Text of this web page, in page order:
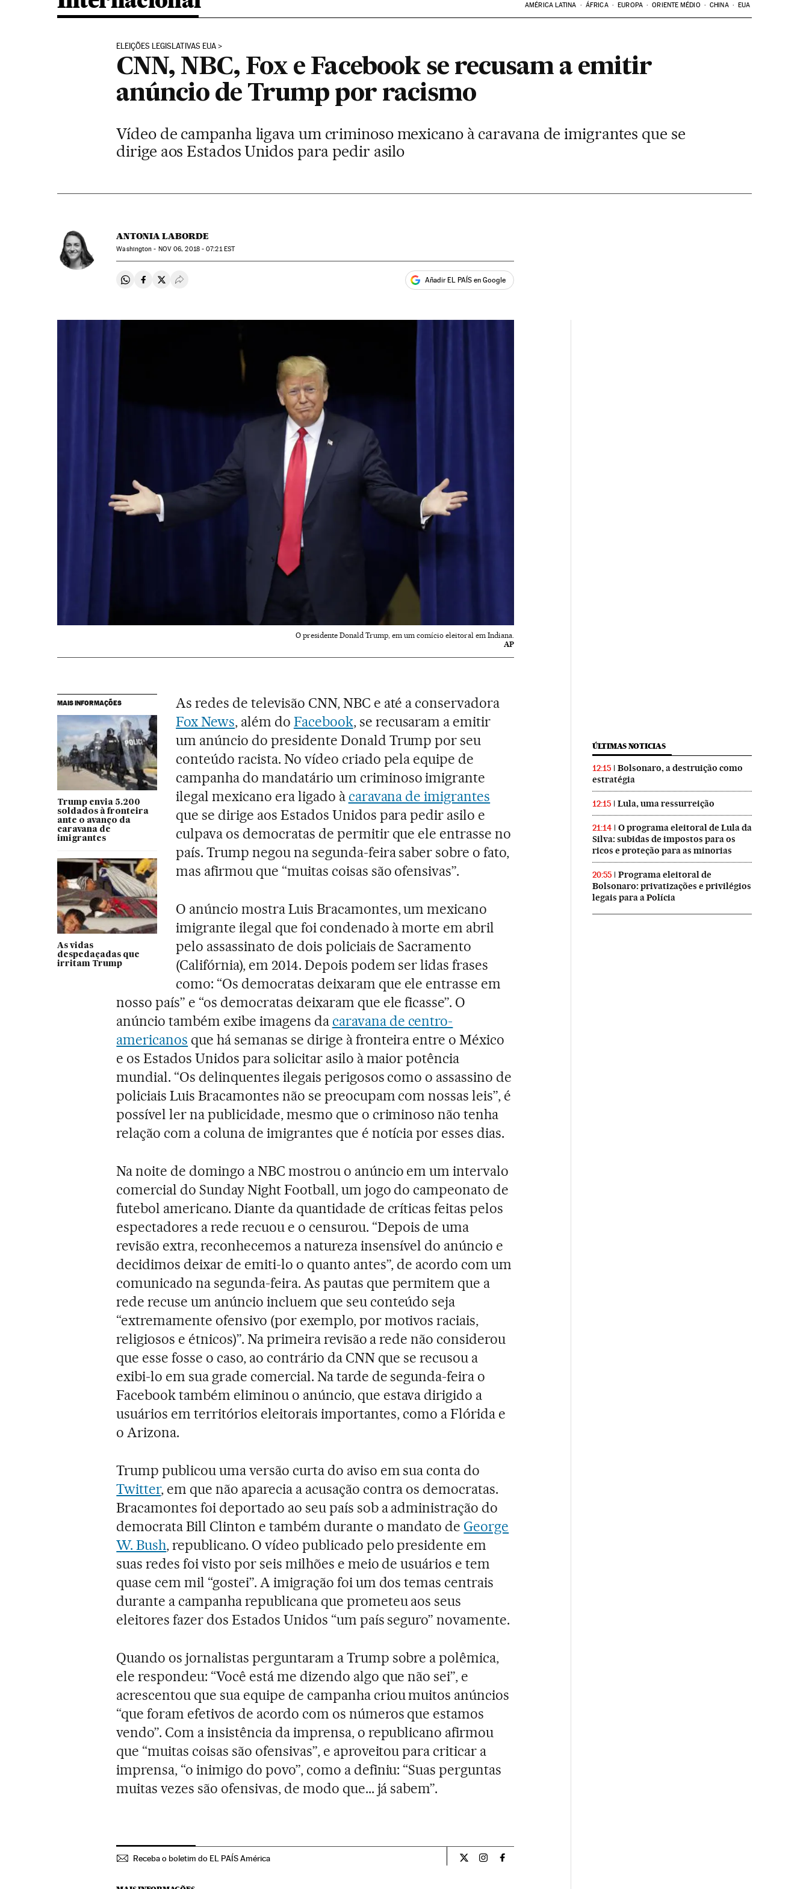
AMÉRICA LATINA ÁFRICA EUROPA ORIENTE MÉDIO CHINA EUA
ELEIÇÕES LEGISLATIVAS EUA
CNN, NBC, Fox e Facebook se recusam a emitir
anúncio de Trump por racismo
Vídeo de campanha ligava um criminoso mexicano à caravana de imigrantes que se
dirige aos Estados Unidos para pedir asilo
ANTONIA LABORDE
Washington - NOV06, 2018 - 07:21EST
Compartir en Whatsapp
Compartir en Facebook
Compartir en Twitter
Desplegar Redes Sociales Añadir EL PAÍS en Google
O presidente Donald Trump, em um comício eleitoral em Indiana.
AP
MAIS INFORMAÇÕES
Trump envia 5.200
soldados à fronteira
ante o avanço da
caravana de
imigrantes
As vidas
despedaçadas que
irritam Trump
As redes de televisão CNN, NBC e até a conservadora
Fox News, além do Facebook, se recusaram a emitir
um anúncio do presidente Donald Trump por seu
conteúdo racista. No vídeo criado pela equipe de
campanha do mandatário um criminoso imigrante
ilegal mexicano era ligado à caravana de imigrantes
que se dirige aos Estados Unidos para pedir asilo e
culpava os democratas de permitir que ele entrasse no
país. Trump negou na segunda-feira saber sobre o fato,
mas afirmou que “muitas coisas são ofensivas”.
O anúncio mostra Luis Bracamontes, um mexicano
imigrante ilegal que foi condenado à morte em abril
pelo assassinato de dois policiais de Sacramento
(Califórnia), em 2014. Depois podem ser lidas frases
como: “Os democratas deixaram que ele entrasse em
nosso país” e “os democratas deixaram que ele ficasse”. O
anúncio também exibe imagens da caravana de centro-
americanos que há semanas se dirige à fronteira entre o México
e os Estados Unidos para solicitar asilo à maior potência
mundial. “Os delinquentes ilegais perigosos como o assassino de
policiais Luis Bracamontes não se preocupam com nossas leis”, é
possível ler na publicidade, mesmo que o criminoso não tenha
relação com a coluna de imigrantes que é notícia por esses dias.
Na noite de domingo a NBC mostrou o anúncio em um intervalo
comercial do Sunday Night Football, um jogo do campeonato de
futebol americano. Diante da quantidade de críticas feitas pelos
espectadores a rede recuou e o censurou. “Depois de uma
revisão extra, reconhecemos a natureza insensível do anúncio e
decidimos deixar de emiti-lo o quanto antes”, de acordo com um
comunicado na segunda-feira. As pautas que permitem que a
rede recuse um anúncio incluem que seu conteúdo seja
“extremamente ofensivo (por exemplo, por motivos raciais,
religiosos e étnicos)”. Na primeira revisão a rede não considerou
que esse fosse o caso, ao contrário da CNN que se recusou a
exibi-lo em sua grade comercial. Na tarde de segunda-feira o
Facebook também eliminou o anúncio, que estava dirigido a
usuários em territórios eleitorais importantes, como a Flórida e
o Arizona.
Trump publicou uma versão curta do aviso em sua conta do
Twitter, em que não aparecia a acusação contra os democratas.
Bracamontes foi deportado ao seu país sob a administração do
democrata Bill Clinton e também durante o mandato de George
W. Bush, republicano. O vídeo publicado pelo presidente em
suas redes foi visto por seis milhões e meio de usuários e tem
quase cem mil “gostei”. A imigração foi um dos temas centrais
durante a campanha republicana que prometeu aos seus
eleitores fazer dos Estados Unidos “um país seguro” novamente.
Quando os jornalistas perguntaram a Trump sobre a polêmica,
ele respondeu: “Você está me dizendo algo que não sei”, e
acrescentou que sua equipe de campanha criou muitos anúncios
“que foram efetivos de acordo com os números que estamos
vendo”. Com a insistência da imprensa, o republicano afirmou
que “muitas coisas são ofensivas”, e aproveitou para criticar a
imprensa, “o inimigo do povo”, como a definiu: “Suas perguntas
muitas vezes são ofensivas, de modo que... já sabem”.
Receba o boletim do EL PAÍS América Internacional El País Brasil en Twitter
Internacional El País Brasil en Instagram
Internacional El País Brasil en Facebook
ÚLTIMAS NOTICIAS
12:15
Bolsonaro, a destruição como
estratégia
12:15 Lula, uma ressurreição
21:14
O programa eleitoral de Lula da
Silva: subidas de impostos para os
ricos e proteção para as minorias
20:55
Programa eleitoral de
Bolsonaro: privatizações e privilégios
legais para a Polícia